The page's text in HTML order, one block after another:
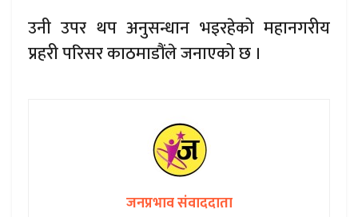
उनी उपर थप अनुसन्धान भइरहेको महानगरीय
प्रहरी परिसर काठमाडौंले जनाएको छ ।
जनप्रभाव संवाददाता